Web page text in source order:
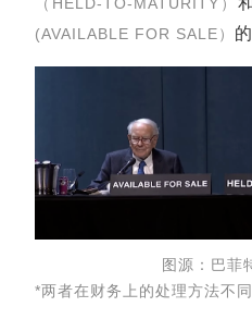
(AVAILABLE FOR SALE）
图源：巴菲
*两者在财务上的处理方法不同